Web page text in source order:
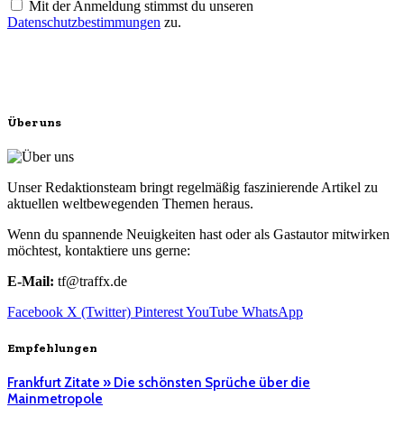
Mit der Anmeldung stimmst du unseren
Datenschutzbestimmungen zu.
Über uns
Unser Redaktionsteam bringt regelmäßig faszinierende Artikel zu
aktuellen weltbewegenden Themen heraus.
Wenn du spannende Neuigkeiten hast oder als Gastautor mitwirken
möchtest, kontaktiere uns gerne:
E-Mail: tf@traffx.de
Facebook X (Twitter) PinterestYouTube WhatsApp
Empfehlungen
Frankfurt Zitate » Die schönsten Sprüche über die
Mainmetropole